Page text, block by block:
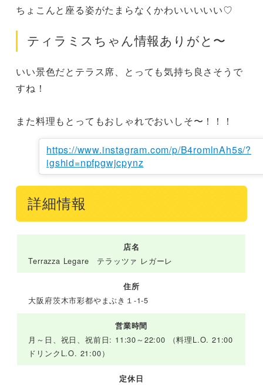
ちょこんと座る姿がたまらなくかわいいいいい♡
ティラミスちゃん情報ありがと〜
いい景色だとテラス席、とっても気持ち良さそうで
すね！
また料理もとってもおしゃれでおいしそ〜！！！
https://www.instagram.com/p/B4romlnAh5s/?
igshid=npfpgwjcpynz
詳細情報
店名
Terrazza Legare テラッツァ レガーレ
住所
大阪府茨木市彩都やまぶき１-1-5
営業時間
月～日、祝日、祝前日: 11:30～22:00 （料理L.O. 21:00
ドリンクL.O. 21:00）
定休日